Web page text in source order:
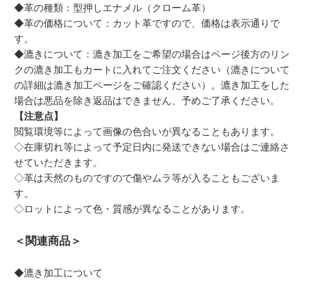
◆革の種類：型押しエナメル（クローム革）
◆革の価格について：カット革ですので、価格は表示通りで
す。
◆漉きについて：漉き加工をご希望の場合はページ後方のリン
クの漉き加工もカートに入れてご注文ください（漉きについて
の詳細は漉き加工ページをご確認ください）。漉き加工をした
場合は悪品を除き返品はできません、予めご了承ください。
【注意点】
閲覧環境等によって画像の色合いが異なることもあります。
◇在庫切れ等によって予定日内に発送できない場合はご連絡さ
せていただきます。
◇革は天然のものですので傷やムラ等が入ることもございま
す。
◇ロットによって色・質感が異なることがあります。
＜関連商品＞
◆漉き加工について